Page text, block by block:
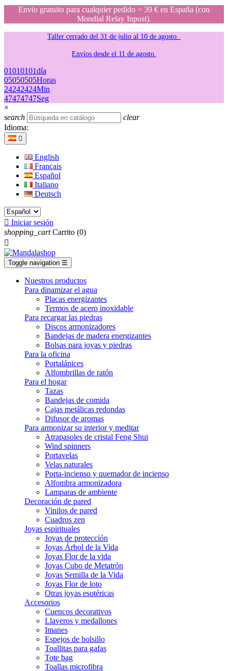
Envio gratuito para cualquier pedido > 39 € en España (con
Mondial Relay Inpost).
Taller cerrado del 31 de julio al 10 de agosto.
Envíos desde el 11 de agosto.
01010101día
05050505Horas
24242424Min
47474747Seg
×
search
clear
Idioma:

English
Français
Español
Italiano
Deutsch
 Iniciar sesión
shopping_cart Carrito (0)

Toggle navigation ☰
Nuestros productos
Para dinamizar el agua
Placas energizantes
Termos de acero inoxidable
Para recargar las piedras
Discos armonizadores
Bandejas de madera energizantes
Bolsas para joyas y piedras
Para la oficina
Portalápices
Alfombrillas de ratón
Para el hogar
Tazas
Bandejas de comida
Cajas metálicas redondas
Difusor de aromas
Para armonizar su interior y meditar
Atrapasoles de cristal Feng Shui
Wind spinners
Portavelas
Velas naturales
Porta-incienso y quemador de incienso
Alfombra armonizadora
Lamparas de ambiente
Decoración de pared
Vinilos de pared
Cuadros zen
Joyas espirituales
Joyas de protección
Joyas Árbol de la Vida
Joyas Flor de la vida
Joyas Cubo de Metatrón
Joyas Semilla de la Vida
Joyas Flor de loto
Otras joyas esotéricas
Accesorios
Cuencos decorativos
Llaveros y medallones
Imanes
Espejos de bolsillo
Toallitas para gafas
Tote bag
Toallas microfibra